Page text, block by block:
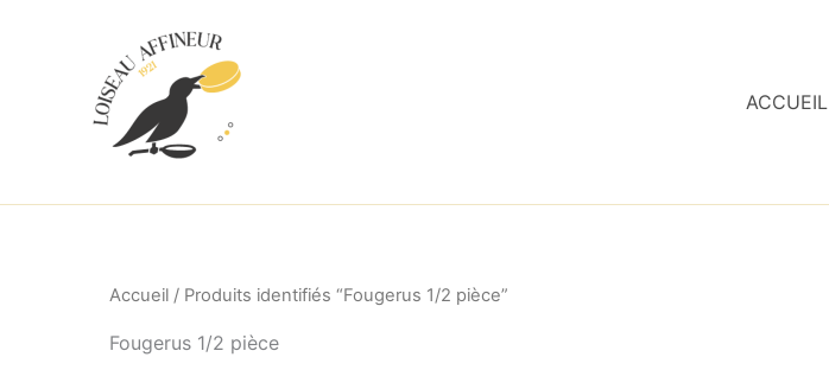
ACCUEIL
Accueil / Produits identifiés “Fougerus 1/2 pièce”
Fougerus 1/2 pièce